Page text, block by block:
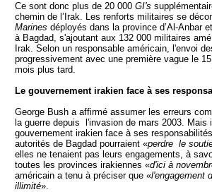
Ce sont donc plus de 20 000 GI's
chemin de l’Irak. Les renforts militaires se
Marines déployés dans la province d’Al-Anbar
à Bagdad, s'ajoutant aux 132 000 militaires
Irak. Selon un responsable américain, l'envoi
progressivement avec une première vague le
mois plus tard.
Le gouvernement irakien face à ses
George Bush a affirmé assumer les erreurs
la guerre depuis l'invasion de mars 2003. Mais
gouvernement irakien face à ses
autorités de Bagdad pourraient «perdre le
elles ne tenaient pas leurs engagements, à
toutes les provinces irakiennes «d'ici à
américain a tenu à préciser que «l'engagement
illimité».